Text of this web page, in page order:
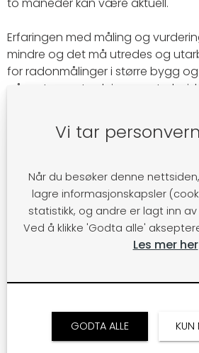
Erfaringen med måling og
mindre og det må utredes og
for radonmålinger i større bygg og
påvente av utredning og
dagens måleutstyr og velge det
måleperiode og målesteder på en
gjennomsnittskonsentrasjonen
arbeidslokaler og på
Eventuelle ventilasjonssystemer
normalt i måleperioden. Avvik fra
gjøres i to trinn. Innledningsvis kan
måling gjøres og hvis resultatene
verdier i et eller flere rom, gjøres
Vi tar
Når du besøker denne
lagre informasjonskapsler
statistikk, og andre er lagt inn
Ved å klikke 'Godta alle'
Les mer her
GODTA ALLE KUN